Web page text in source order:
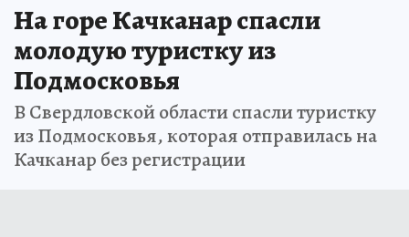
На горе Качканар спасли
молодую туристку из
Подмосковья
В Свердловской области спасли туристку
из Подмосковья, которая отправилась на
Качканар без регистрации